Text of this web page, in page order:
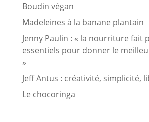
Boudin végan
Madeleines à la banane plantain
Jenny Paulin : « la nourriture fait
essentiels pour donner le
»
Jeff Antus : créativité, simplicité,
Le chocoringa